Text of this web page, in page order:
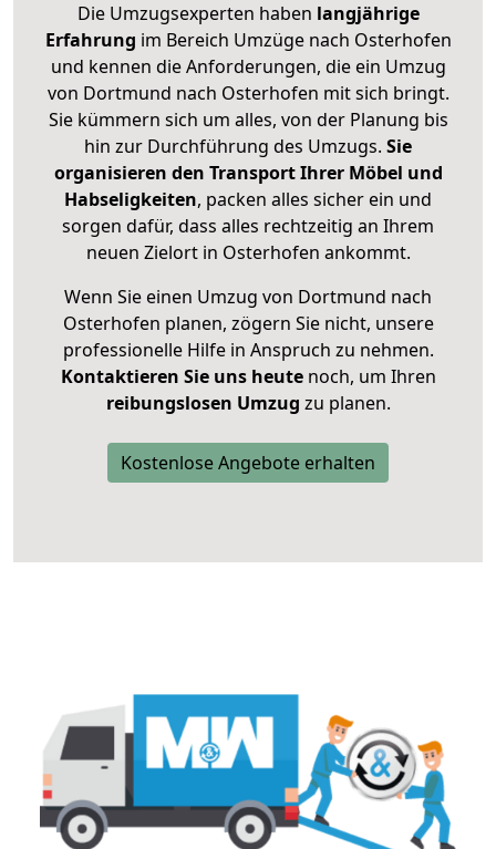
Die Umzugsexperten haben langjährige
Erfahrung im Bereich Umzüge nach Osterhofen
und kennen die Anforderungen, die ein Umzug
von Dortmund nach Osterhofen mit sich bringt.
Sie kümmern sich um alles, von der Planung bis
hin zur Durchführung des Umzugs. Sie
organisieren den Transport Ihrer Möbel und
Habseligkeiten, packen alles sicher ein und
sorgen dafür, dass alles rechtzeitig an Ihrem
neuen Zielort in Osterhofen ankommt.
Wenn Sie einen Umzug von Dortmund nach
Osterhofen planen, zögern Sie nicht, unsere
professionelle Hilfe in Anspruch zu nehmen.
Kontaktieren Sie uns heutenoch, um Ihren
reibungslosen Umzug zu planen.
Kostenlose Angebote erhalten